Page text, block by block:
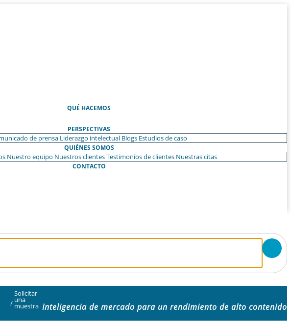
QUÉ HACEMOS
PERSPECTIVAS
de prensa Liderazgo intelectual Blogs Estudios de caso
QUIÉNES SOMOS
Nuestro equipo Nuestros clientesTestimonios de clientes Nuestras citas
CONTACTO
/
Solicitar
una
muestra Inteligencia de mercado para un rendimiento de alto contenido